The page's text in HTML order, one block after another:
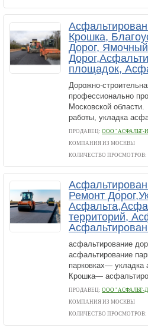
Крошка,
Дорог,
площадок,
Дорожно-
профессионально
Московской
работы, укладка
ПРОДАВЕЦ: ООО "АСФАЛЬТ-
КОМПАНИЯ ИЗ МОСКВЫ
КОЛИЧЕСТВО ПРОСМОТРОВ:
Ремонт
территорий,
асфальтирование
асфальтирование
парковках—
Крошка—
ПРОДАВЕЦ: ООО "АСФАЛЬТ-
КОМПАНИЯ ИЗ МОСКВЫ
КОЛИЧЕСТВО ПРОСМОТРОВ: